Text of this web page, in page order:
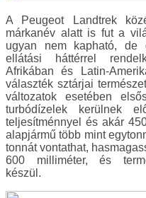
A Peugeot Landtrek
márkanév alatt is fut a
ugyan nem kapható, de
ellátási háttérrel
Afrikában és Latin-
választék sztárjai
változatok esetében
turbódízelek kerülnek
teljesítménnyel és akár
alapjármű több mint
tonnát vontathat,
600 milliméter, és
készül.